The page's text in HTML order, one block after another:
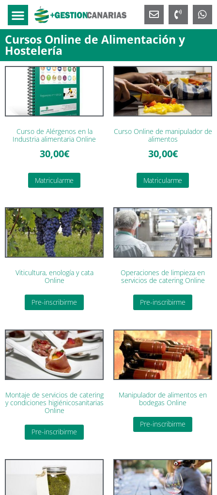
Cursos Online de Alimentación y
Hostelería
Curso de Alérgenos en la
Industria alimentaria Online
30,00€
Matricularme
Curso Online de manipulador de
alimentos
30,00€
Matricularme
Viticultura, enología y cata
Online
Pre-inscribirme
Operaciones de limpieza en
servicios de catering Online
Pre-inscribirme
Montaje de servicios de catering
y condiciones higiénicosanitarias
Online
Pre-inscribirme
Manipulador de alimentos en
bodegas Online
Pre-inscribirme